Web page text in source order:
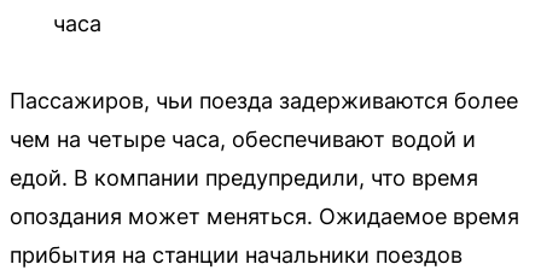
часа
Пассажиров, чьи поезда задерживаются более
чем на четыре часа, обеспечивают водой и
едой. В компании предупредили, что время
опоздания может меняться. Ожидаемое время
прибытия на станции начальники поездов